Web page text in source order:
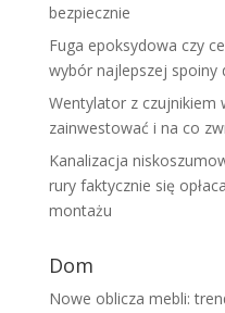
bezpiecznie
Fuga epoksydowa czy
wybór najlepszej spoiny
Wentylator z czujnikiem
zainwestować i na co
Kanalizacja
rury faktycznie się
montażu
Dom
Nowe oblicza mebli: